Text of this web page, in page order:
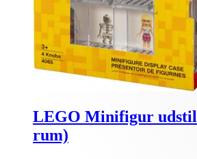
LEGO Minifigur
rum)